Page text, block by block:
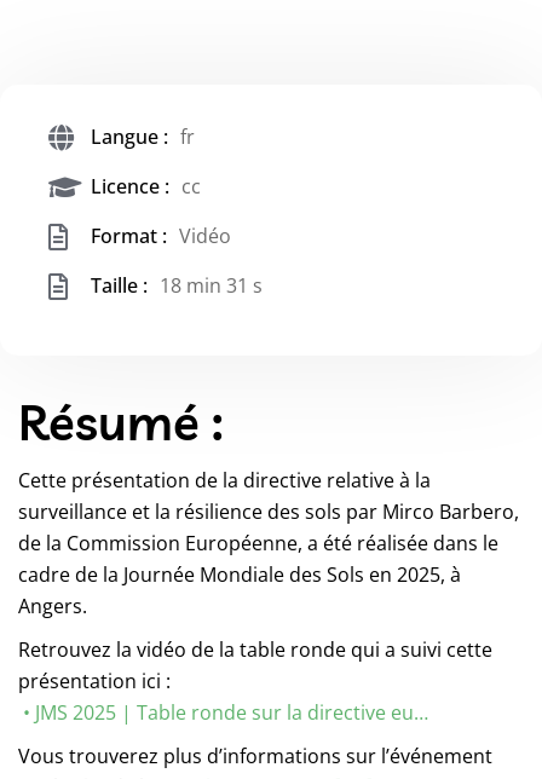
Langue : fr
Licence : cc
Format : Vidéo
Taille : 18 min 31 s
Résumé :
Cette présentation de la directive relative à la
surveillance et la résilience des sols par Mirco Barbero,
de la Commission Européenne, a été réalisée dans le
cadre de la Journée Mondiale des Sols en 2025, à
Angers.
Retrouvez la vidéo de la table ronde qui a suivi cette
présentation ici :
• JMS 2025 | Table ronde sur la directive eu…
Vous trouverez plus d’informations sur l’événement